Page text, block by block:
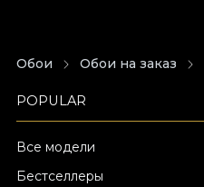
Обои Обои на заказ
POPULAR
Все модели
Бестселлеры